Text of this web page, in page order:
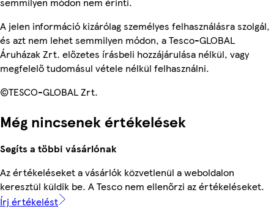
A jelen információ kizárólag személyes felhasználásra szolgál,
és azt nem lehet semmilyen módon, a Tesco-GLOBAL
Áruházak Zrt. előzetes írásbeli hozzájárulása nélkül, vagy
megfelelő tudomásul vétele nélkül felhasználni.
©TESCO-GLOBAL Zrt.
Még nincsenek értékelések
Segíts a többi vásárlónak
Az értékeléseket a vásárlók közvetlenül a weboldalon
keresztül küldik be. A Tesco nem ellenőrzi az értékeléseket.
Írj értékelést